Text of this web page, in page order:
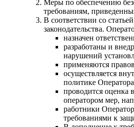
Меры по обеспечению
требованиям,
В соответствии со
законодательства.
назначен
разработаны и
нарушений
применяются
осуществляется
политике
проводится оценка
оператором мер,
работники
требованиями к